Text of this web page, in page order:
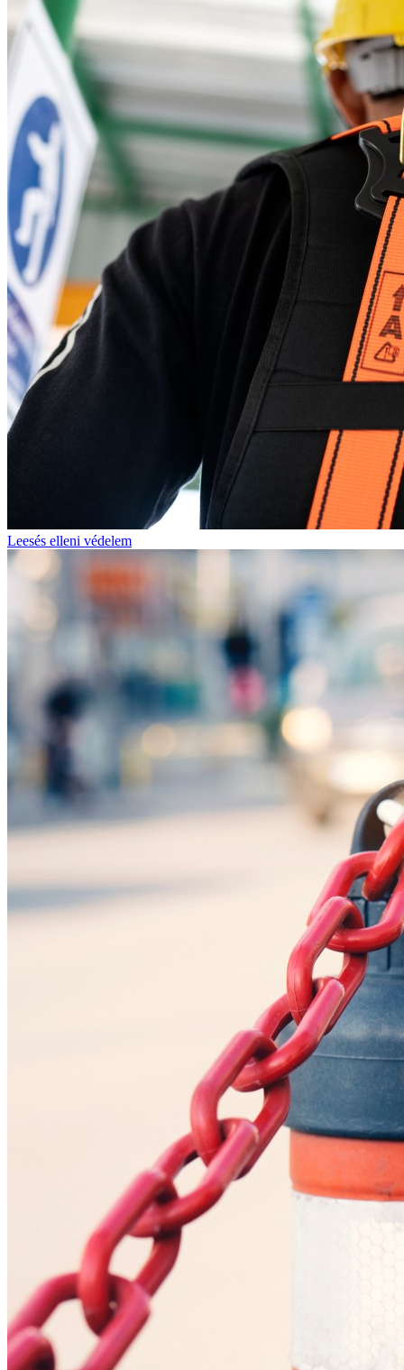
Leesés elleni védelem